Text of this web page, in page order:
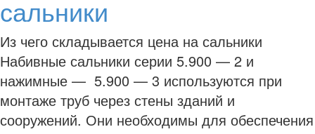
сальники
Из чего складывается цена на сальники
Набивные сальники серии 5.900 — 2 и
нажимные — 5.900 — 3 используются при
монтаже труб через стены зданий и
сооружений. Они необходимы для обеспечения